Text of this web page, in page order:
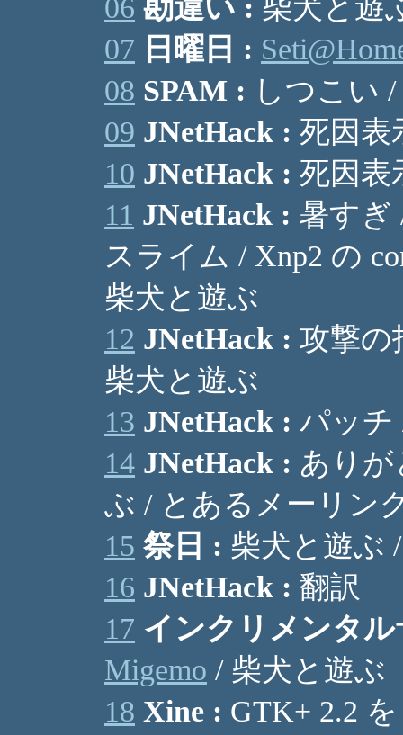
06 勘違い : 柴犬と遊
07 日曜日 :
08 SPAM : しつこい
09 JNetHack : 死因表
10 JNetHack : 死因表
11 JNetHack : 暑すぎ
スライム / Xnp2 の
柴犬と遊ぶ
12 JNetHack : 攻撃の
柴犬と遊ぶ
13 JNetHack : パッチ
14 JNetHack : ありが
ぶ / とあるメーリン
15 祭日 : 柴犬と遊ぶ
16 JNetHack : 翻訳
17 インクリメンタ
Migemo / 柴犬と遊ぶ
18 Xine : GTK+ 2.2